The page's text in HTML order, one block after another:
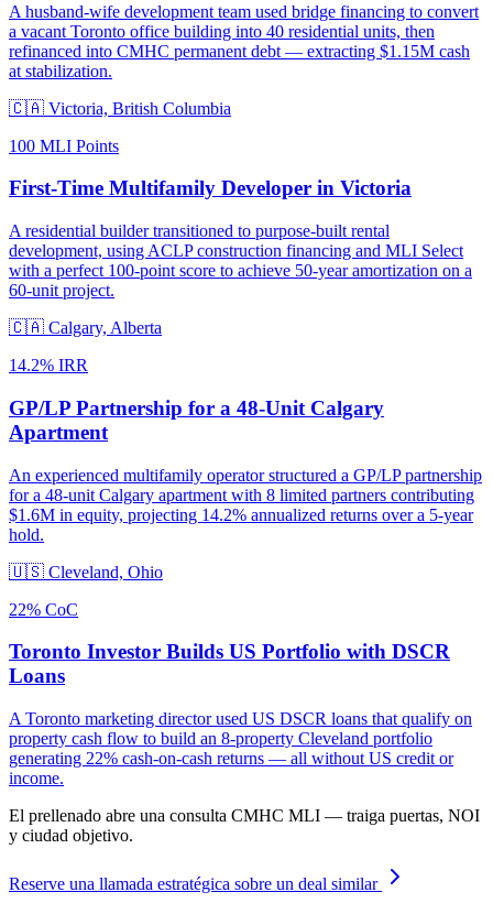
A husband-wife development team used bridge financing to convert
a vacant Toronto office building into 40 residential units, then
refinanced into CMHC permanent debt — extracting $1.15M cash
at stabilization.
🇨🇦 Victoria, British Columbia
100 MLI Points
First-Time Multifamily Developer in Victoria
A residential builder transitioned to purpose-built rental
development, using ACLP construction financing and MLI Select
with a perfect 100-point score to achieve 50-year amortization on a
60-unit project.
🇨🇦 Calgary, Alberta
14.2% IRR
GP/LP Partnership for a 48-Unit Calgary
Apartment
An experienced multifamily operator structured a GP/LP partnership
for a 48-unit Calgary apartment with 8 limited partners contributing
$1.6M in equity, projecting 14.2% annualized returns over a 5-year
hold.
🇺🇸 Cleveland, Ohio
22% CoC
Toronto Investor Builds US Portfolio with DSCR
Loans
A Toronto marketing director used US DSCR loans that qualify on
property cash flow to build an 8-property Cleveland portfolio
generating 22% cash-on-cash returns — all without US credit or
income.
El prellenado abre una consulta CMHC MLI — traiga puertas, NOI
y ciudad objetivo.
Reserve una llamada estratégica sobre un deal similar